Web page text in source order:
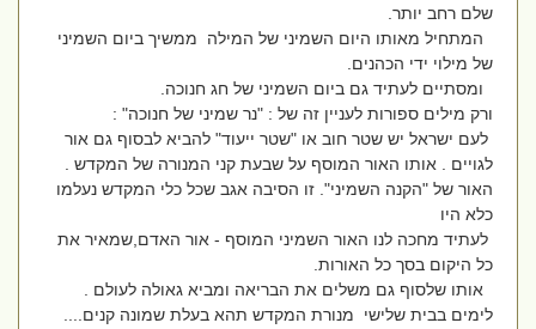
שלם רחב יותר.
המתחיל מאותו היום השמיני של המילה ממשיך ביום השמיני
של מילוי ידי הכהנים.
ומסתיים לעתיד גם ביום השמיני של חג חנוכה.
ורק מילים ספורות לעניין זה של : "נר שמיני של חנוכה" :
לעם ישראל יש שטר חוב או "שטר ייעוד" להביא לבסוף גם אור
לגויים . אותו האור המוסף על שבעת קני המנורה של המקדש .
האור של "הקנה השמיני". זו הסיבה אגב שכל כלי המקדש נעלמו
כלא היו
לעתיד מחכה לנו האור השמיני המוסף - אור האדם,שמאיר את
כל היקום בסך כל האורות.
אותו שלסוף גם משלים את הבריאה ומביא גאולה לעולם .
לימים בבית שלישי מנורת המקדש תהא בעלת שמונה קנים....